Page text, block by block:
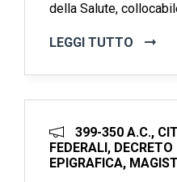
della Salute,
LEGGI TUTTO
399-350 A.C.,
FEDERALI,
EPIGRAFICA,